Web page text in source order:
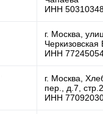
ИНН
г. Москва,
Черкизовская
ИНН
г. Москва,
пер., д.7, стр.2
ИНН